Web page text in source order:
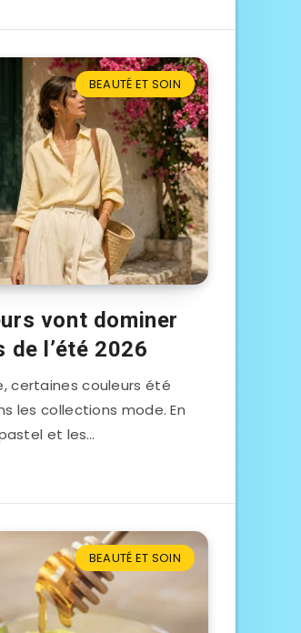
BEAUTÉ ET SOIN
vont dominer
de l’été 2026
certaines couleurs été
les collections mode. En
et les…
BEAUTÉ ET SOIN